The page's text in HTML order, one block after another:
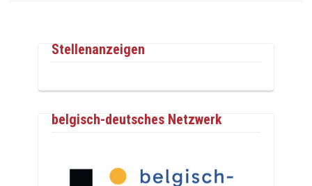
Stellenanzeigen
belgisch-deutsches Netzwerk